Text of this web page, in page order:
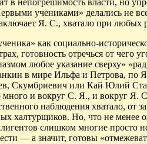
в непогрешимость власти, но
учениками» делались не
Я. С., хватало при любых
как социально-
готовность отречься от чего
любое указание сверху»
в мире Ильфа и Петрова, по
, Скумбриевич или Кай Юлий
и вокруг С. Я., и вокруг Я.
наблюдения хватало, от
халтурщиков. Но, что не менее
слишком многие просто
— а значит, готовы